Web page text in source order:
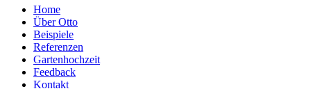
Home
Über Otto
Beispiele
Referenzen
Gartenhochzeit
Feedback
Kontakt